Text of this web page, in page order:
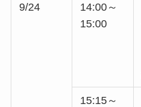
9/24
14:00～
15:00
15:15～